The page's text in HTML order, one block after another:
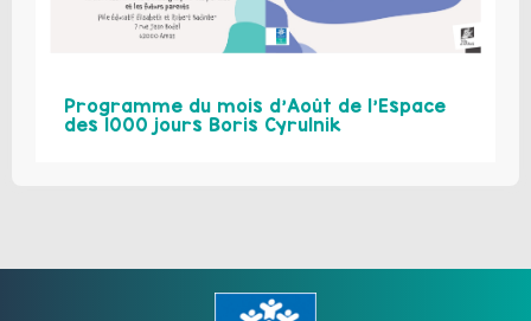
Programme du mois d’Août de l’Espace
des 1000 jours Boris Cyrulnik